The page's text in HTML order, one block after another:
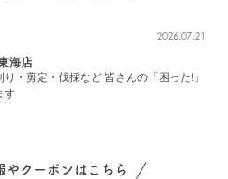
2026.07.21
海店
・剪定・伐採など 皆さんの「困った!」
す
やクーポンはこちら